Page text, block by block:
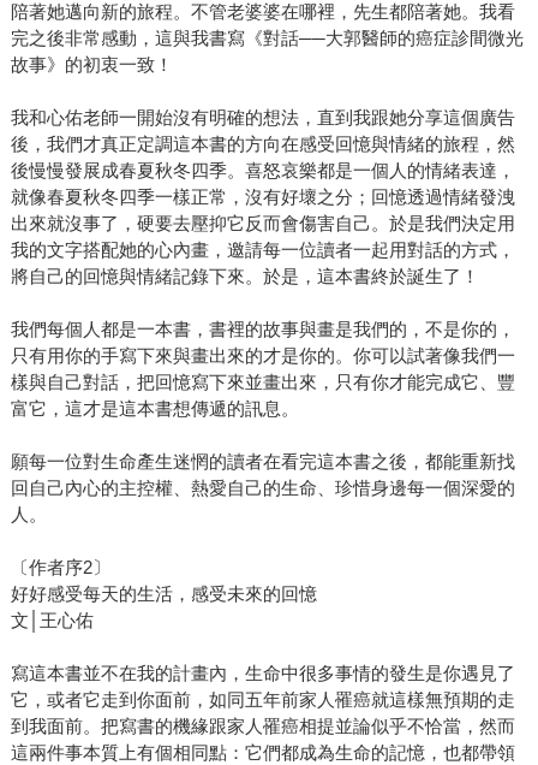
陪著她邁向新的旅程。不管老婆婆在哪裡，先生都陪著她。我看
完之後非常感動，這與我書寫《對話──大郭醫師的癌症診間微光
故事》的初衷一致！
我和心佑老師一開始沒有明確的想法，直到我跟她分享這個廣告
後，我們才真正定調這本書的方向在感受回憶與情緒的旅程，然
後慢慢發展成春夏秋冬四季。喜怒哀樂都是一個人的情緒表達，
就像春夏秋冬四季一樣正常，沒有好壞之分；回憶透過情緒發洩
出來就沒事了，硬要去壓抑它反而會傷害自己。於是我們決定用
我的文字搭配她的心內畫，邀請每一位讀者一起用對話的方式，
將自己的回憶與情緒記錄下來。於是，這本書終於誕生了！
我們每個人都是一本書，書裡的故事與畫是我們的，不是你的，
只有用你的手寫下來與畫出來的才是你的。你可以試著像我們一
樣與自己對話，把回憶寫下來並畫出來，只有你才能完成它、豐
富它，這才是這本書想傳遞的訊息。
願每一位對生命產生迷惘的讀者在看完這本書之後，都能重新找
回自己內心的主控權、熱愛自己的生命、珍惜身邊每一個深愛的
人。
〔作者序2〕
好好感受每天的生活，感受未來的回憶
文│王心佑
寫這本書並不在我的計畫內，生命中很多事情的發生是你遇見了
它，或者它走到你面前，如同五年前家人罹癌就這樣無預期的走
到我面前。把寫書的機緣跟家人罹癌相提並論似乎不恰當，然而
這兩件事本質上有個相同點：它們都成為生命的記憶，也都帶領